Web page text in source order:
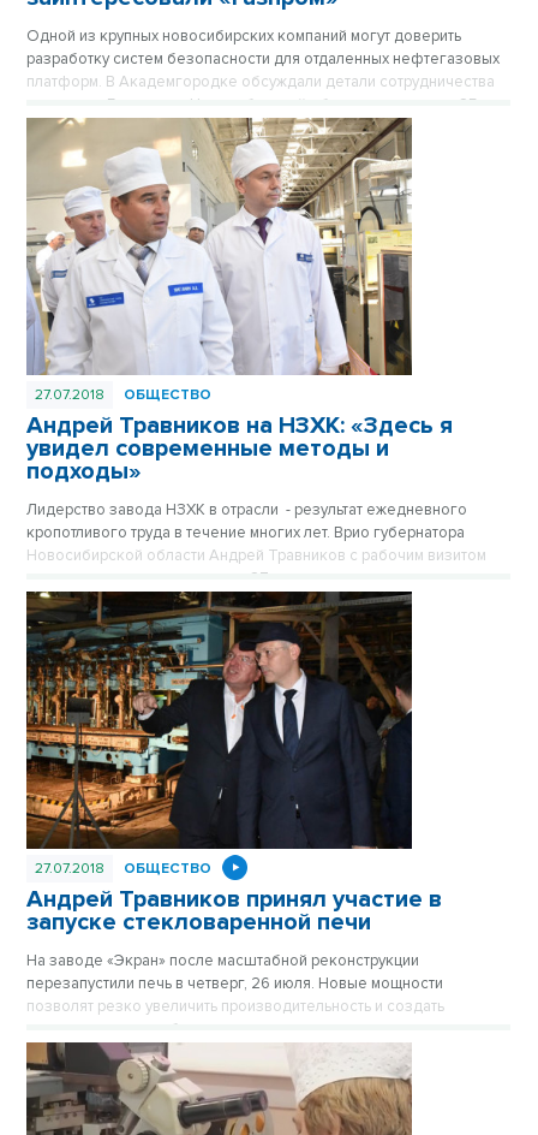
Одной из крупных новосибирских компаний могут доверить
разработку систем безопасности для отдаленных нефтегазовых
платформ. В Академгородке обсуждали детали сотрудничества
компании «Газпром» с Новосибирской областью в четверг, 25
октября.
27.07.2018 ОБЩЕСТВО
Андрей Травников на НЗХК: «Здесь я
увидел современные методы и
подходы»
Лидерство завода НЗХК в отрасли - результат ежедневного
кропотливого труда в течение многих лет. Врио губернатора
Новосибирской области Андрей Травников с рабочим визитом
посетил крупное предприятие 27 июля.
27.07.2018 ОБЩЕСТВО
Андрей Травников принял участие в
запуске стекловаренной печи
На заводе «Экран» после масштабной реконструкции
перезапустили печь в четверг, 26 июля. Новые мощности
позволят резко увеличить производительность и создать
дополнительные рабочие места.